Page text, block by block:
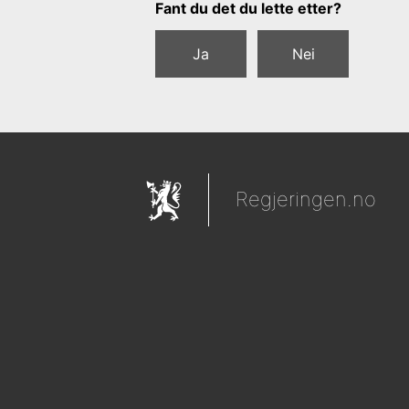
Tilbakemeldingsskjema
Fant du det du lette etter?
Ja Nei
Regjeringen.no